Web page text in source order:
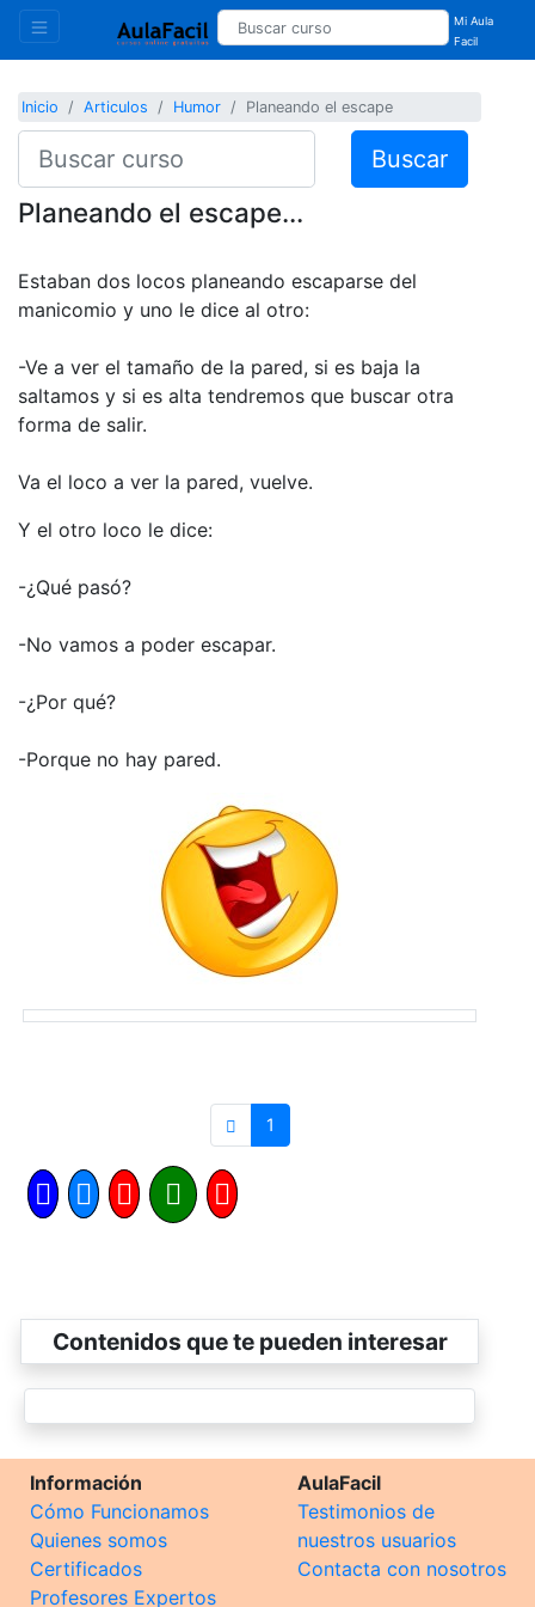
Mi Aula
Facil
Inicio Articulos Humor Planeando el escape
Buscar
Planeando el escape...
Estaban dos locos planeando escaparse del
manicomio y uno le dice al otro:
-Ve a ver el tamaño de la pared, si es baja la
saltamos y si es alta tendremos que buscar otra
forma de salir.
Va el loco a ver la pared, vuelve.
Y el otro loco le dice:
-¿Qué pasó?
-No vamos a poder escapar.
-¿Por qué?
-Porque no hay pared.
1
Contenidos que te pueden interesar
Información
Cómo Funcionamos
Quienes somos
Certificados
Profesores Expertos
AulaFacil
Testimonios de
nuestros usuarios
Contacta con nosotros